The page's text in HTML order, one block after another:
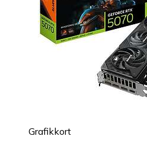
Grafikkort